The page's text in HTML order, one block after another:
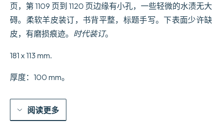
页，第 1109 页到 1120 页边缘有小孔，一些轻微的水渍无大
碍。柔软羊皮装订，书背平整，标题手写。下表面少许缺
皮，有磨损痕迹。 时代装订。
181 x 113 mm.
厚度：100 mm。
阅读更多